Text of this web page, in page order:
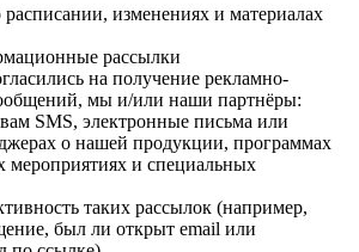
изменениях и материалах
рассылки
на получение рекламно-
мы и/или наши партнёры:
SMS, электронные письма или
о нашей продукции, программах
мероприятиях и специальных
таких рассылок (например,
был ли открыт email или